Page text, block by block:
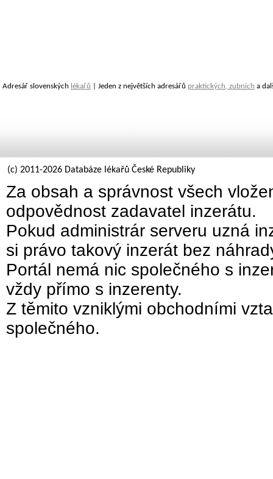
Adresář slovenských lékařů | Jeden z největších adresářů praktických, zubních a
(c) 2011-2026 Databáze lékařů České Republiky
Za obsah a správnost všech
odpovědnost zadavatel inzerátu.
Pokud administrár serveru uzná
si právo takový inzerát bez
Portál nemá nic společného s
vždy přímo s inzerenty.
Z těmito vzniklými obchodními
společného.